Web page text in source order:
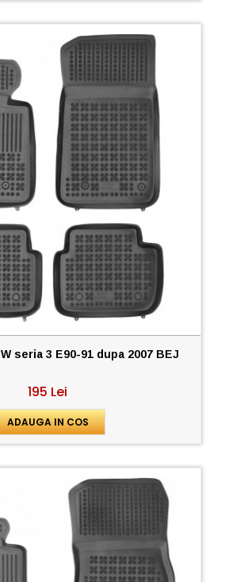
seria 3 E90-91 dupa 2007 BEJ
195 Lei
ADAUGA IN COS